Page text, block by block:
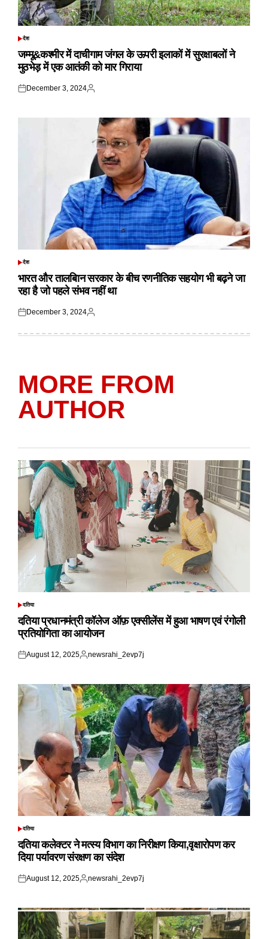
POSTED
देश
जम्मू&कश्मीर में दाचीगाम जंगल के ऊपरी इलाकों में सुरक्षाबलों ने
मुठभेड़ में एक आतंकी को मार गिराया
Posted
December 3, 2024
Posted
POSTED
देश
भारत और तालबिान सरकार के बीच रणनीतिक सहयोग भी बढ़ने जा
रहा है जो पहले संभव नहीं था
Posted
December 3, 2024
Posted
MORE FROM
AUTHOR
POSTED
दतिया
दतिया प्रधानमंत्री कॉलेज ऑफ़ एक्सीलेंस में हुआ भाषण एवं रंगोली
प्रतियोगिता का आयोजन
Posted
August 12, 2025
Posted
newsrahi_2evp7j
POSTED
दतिया
दतिया कलेक्टर ने मत्स्य विभाग का निरीक्षण किया,वृक्षारोपण कर
दिया पर्यावरण संरक्षण का संदेश
Posted
August 12, 2025
Posted
newsrahi_2evp7j